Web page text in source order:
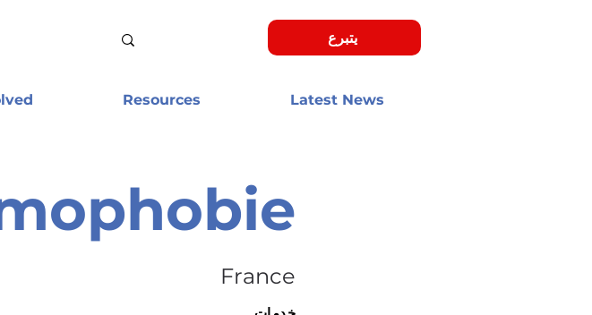
يتبرع
Resources Latest News
France